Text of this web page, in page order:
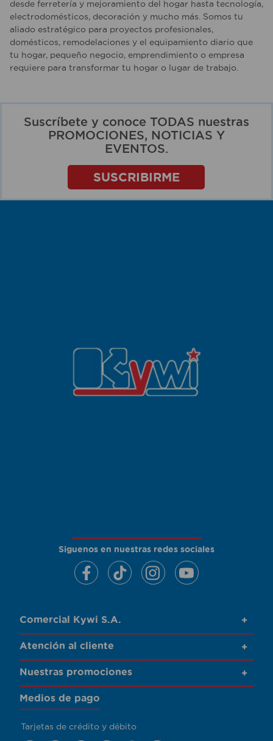
desde ferretería y mejoramiento del hogar hasta tecnología,
electrodomésticos, decoración y mucho más. Somos tu
aliado estratégico para proyectos profesionales,
domésticos, remodelaciones y el equipamiento diario que
tu hogar, pequeño negocio, emprendimiento o empresa
requiere para transformar tu hogar o lugar de trabajo.
Suscríbete y conoce TODAS nuestras
PROMOCIONES, NOTICIAS Y
EVENTOS.
SUSCRIBIRME
Siguenos en nuestras redes sociales
Comercial Kywi S.A. +
Atención al cliente +
Nuestras promociones +
Medios de pago
Tarjetas de crédito y débito